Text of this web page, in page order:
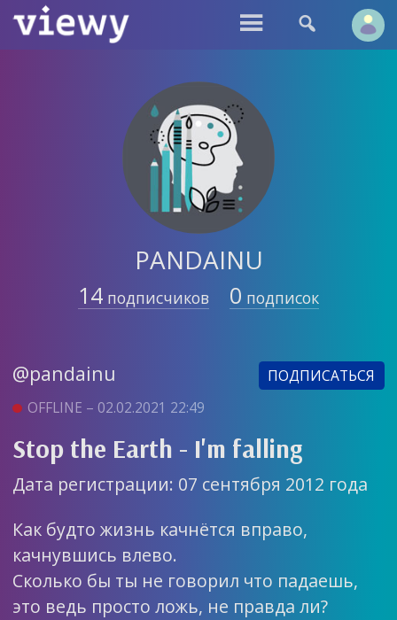
 
PANDAINU
14 подписчиков 0 подписок
@pandainu
ПОДПИСАТЬСЯ
OFFLINE – 02.02.2021 22:49
Stop the Earth - I'm falling
Дата регистрации: 07 сентября 2012 года
Как будто жизнь качнётся вправо,
качнувшись влево.
Сколько бы ты не говорил что падаешь,
это ведь просто ложь, не правда ли?